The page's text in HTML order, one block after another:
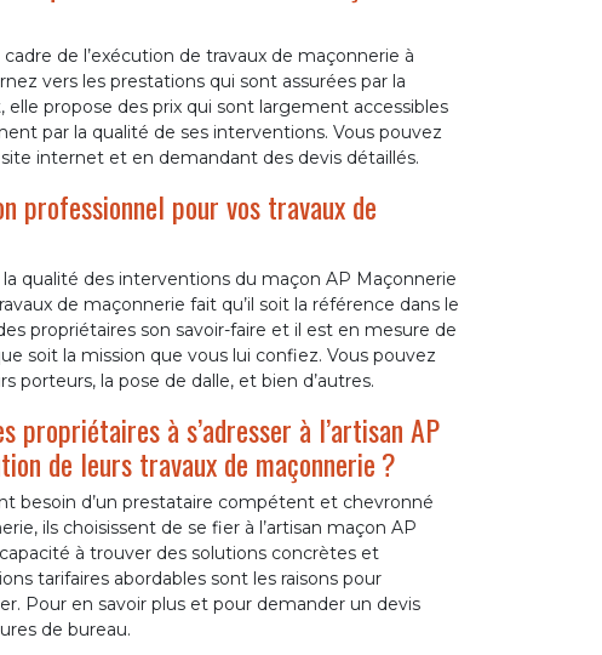
de l’exécution de travaux de maçonnerie à
vers les prestations qui sont assurées par la
propose des prix qui sont largement accessibles
par la qualité de ses interventions. Vous pouvez
internet et en demandant des devis détaillés.
professionnel pour vos travaux de
qualité des interventions du maçon AP Maçonnerie
de maçonnerie fait qu’il soit la référence dans le
propriétaires son savoir-faire et il est en mesure de
soit la mission que vous lui confiez. Vous pouvez
porteurs, la pose de dalle, et bien d’autres.
à s’adresser à l’artisan AP
de leurs travaux de maçonnerie ?
besoin d’un prestataire compétent et chevronné
ils choisissent de se fier à l’artisan maçon AP
à trouver des solutions concrètes et
tarifaires abordables sont les raisons pour
Pour en savoir plus et pour demander un devis
de bureau.